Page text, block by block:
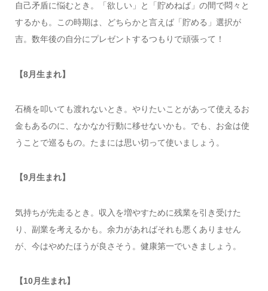
自己矛盾に悩むとき。「欲しい」と「貯めねば」の間で悶々と
するかも。この時期は、どちらかと言えば「貯める」選択が
吉。数年後の自分にプレゼントするつもりで頑張って！
【8月生まれ】
石橋を叩いても渡れないとき。やりたいことがあって使えるお
金もあるのに、なかなか行動に移せないかも。でも、お金は使
うことで巡るもの。たまには思い切って使いましょう。
【9月生まれ】
気持ちが先走るとき。収入を増やすために残業を引き受けた
り、副業を考えるかも。余力があればそれも悪くありません
が、今はやめたほうが良さそう。健康第一でいきましょう。
【10月生まれ】